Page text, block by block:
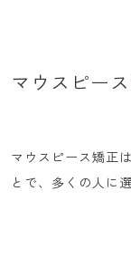
マウスピー
マウスピース矯正
とで、多くの人に